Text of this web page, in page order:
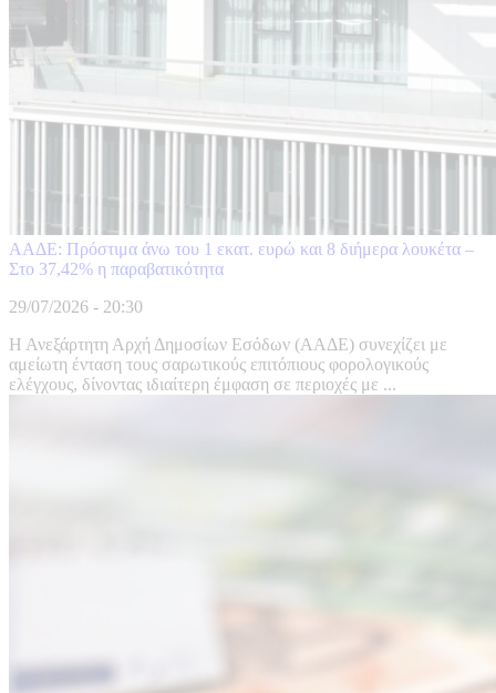
ΑΑΔΕ: Πρόστιμα άνω του 1 εκατ. ευρώ και 8 διήμερα λουκέτα –
Στο 37,42% η παραβατικότητα
29/07/2026 - 20:30
Η Ανεξάρτητη Αρχή Δημοσίων Εσόδων (ΑΑΔΕ) συνεχίζει με
αμείωτη ένταση τους σαρωτικούς επιτόπιους φορολογικούς
ελέγχους, δίνοντας ιδιαίτερη έμφαση σε περιοχές με ...